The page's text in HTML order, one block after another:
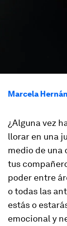
Marcela
¿Alguna vez
llorar en una
medio de una
tus
poder entre
o todas las
estás o
emocional y